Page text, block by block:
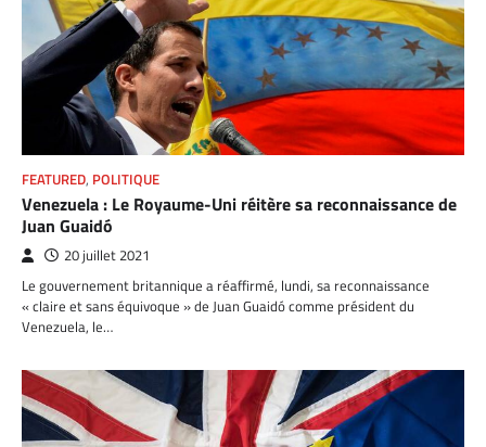
FEATURED, POLITIQUE
Venezuela : Le Royaume-Uni réitère sa reconnaissance de
Juan Guaidó
20 juillet 2021
Le gouvernement britannique a réaffirmé, lundi, sa reconnaissance
« claire et sans équivoque » de Juan Guaidó comme président du
Venezuela, le…